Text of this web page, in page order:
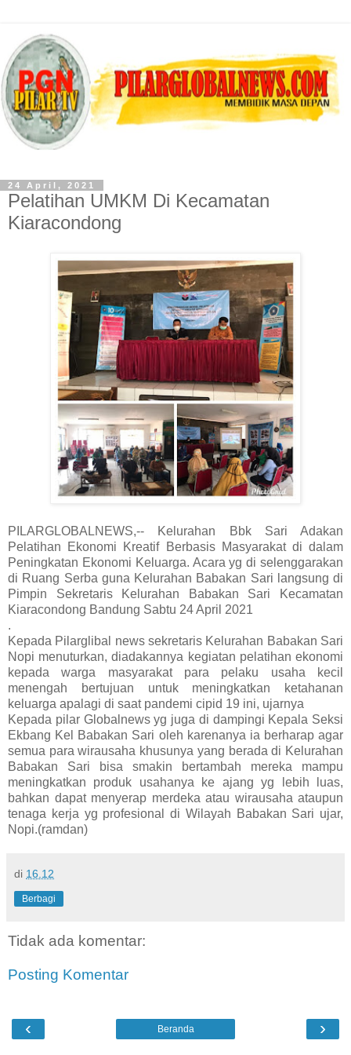
24 April, 2021
Pelatihan UMKM Di Kecamatan
Kiaracondong
PILARGLOBALNEWS,-- Kelurahan Bbk Sari Adakan
Pelatihan Ekonomi Kreatif Berbasis Masyarakat di dalam
Peningkatan Ekonomi Keluarga. Acara yg di selenggarakan
di Ruang Serba guna Kelurahan Babakan Sari langsung di
Pimpin Sekretaris Kelurahan Babakan Sari Kecamatan
Kiaracondong Bandung Sabtu 24 April 2021
.
Kepada Pilarglibal news sekretaris Kelurahan Babakan Sari
Nopi menuturkan, diadakannya kegiatan pelatihan ekonomi
kepada warga masyarakat para pelaku usaha kecil
menengah bertujuan untuk meningkatkan ketahanan
keluarga apalagi di saat pandemi cipid 19 ini, ujarnya
Kepada pilar Globalnews yg juga di dampingi Kepala Seksi
Ekbang Kel Babakan Sari oleh karenanya ia berharap agar
semua para wirausaha khusunya yang berada di Kelurahan
Babakan Sari bisa smakin bertambah mereka mampu
meningkatkan produk usahanya ke ajang yg lebih luas,
bahkan dapat menyerap merdeka atau wirausaha ataupun
tenaga kerja yg profesional di Wilayah Babakan Sari ujar,
Nopi.(ramdan)
di 16.12
Berbagi
Tidak ada komentar:
Posting Komentar
‹ ›
Beranda